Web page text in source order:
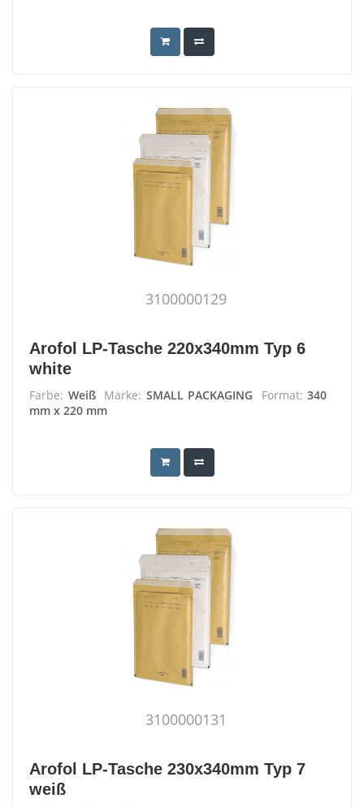
3100000129
Arofol LP-Tasche 220x340mm Typ 6
white
Farbe: Weiß Marke: SMALL PACKAGING Format: 340
mm x 220 mm
3100000131
Arofol LP-Tasche 230x340mm Typ 7
weiß